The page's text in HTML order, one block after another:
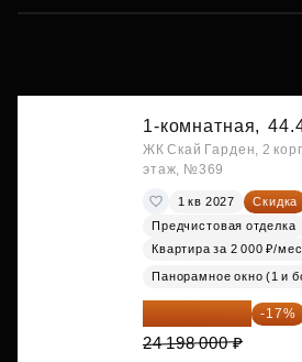
1-комнатная,
ЖК Скай Гарден, 2
этаж, №369
1 кв 2027
Скидка
Предчистовая отделка
Квартира за 2 000 ₽/мес
Панорамное окно (1 и
20 084 340 ₽ -17%
24 198 000 ₽